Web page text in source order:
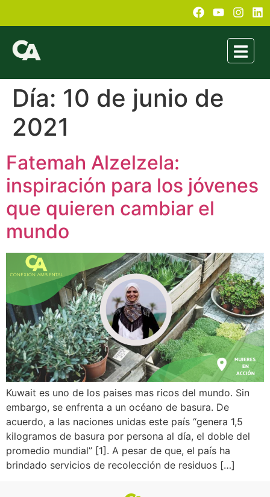
Día: 10 de junio de
2021
Fatemah Alzelzela:
inspiración para los jóvenes
que quieren cambiar el
mundo
Kuwait es uno de los paises mas ricos del mundo. Sin
embargo, se enfrenta a un océano de basura. De
acuerdo, a las naciones unidas este país “genera 1,5
kilogramos de basura por persona al día, el doble del
promedio mundial” [1]. A pesar de que, el país ha
brindado servicios de recolección de residuos […]